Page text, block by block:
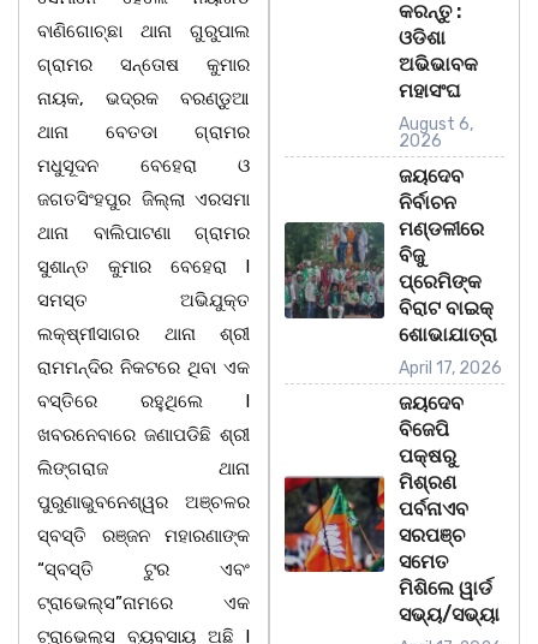
ବାଣିଗୋଚ୍ଛା ଥାନା ଗୁରୁପାଲ
ଗ୍ରାମର ସନ୍ତୋଷ କୁମାର
ନାୟକ, ଭଦ୍ରକ ବରଣ୍ଡୁଆ
ଥାନା ବେତଡା ଗ୍ରାମର
ମଧୁସୂଦନ ବେହେରା ଓ
ଜଗତସିଂହପୁର ଜିଲ୍ଲା ଏରସମା
ଥାନା ବାଲିପାଟଣା ଗ୍ରାମର
ସୁଶାନ୍ତ କୁମାର ବେହେରା l
ସମସ୍ତ ଅଭିଯୁକ୍ତ
ଲକ୍ଷ୍ମୀସାଗର ଥାନା ଶ୍ରୀ
ରାମମନ୍ଦିର ନିକଟରେ ଥିବା ଏକ
ବସ୍ତିରେ ରହୁଥିଲେ l
ଖବରନେବାରେ ଜଣାପଡିଛି ଶ୍ରୀ
ଲିଙ୍ଗରାଜ ଥାନା
ପୁରୁଣାଭୁବନେଶ୍ୱର ଅଞ୍ଚଳର
ସ୍ବସ୍ତି ରଞ୍ଜନ ମହାରଣାଙ୍କ
“ସ୍ବସ୍ତି ଟୁର ଏବଂ
ଟ୍ରାଭେଲ୍ସ”ନାମରେ ଏକ
ଟ୍ରାଭେଲ୍ସ ବ୍ୟବସାୟ ଅଛି l
କରନ୍ତୁ :
ଓଡିଶା
ଅଭିଭାବକ
ମହାସଂଘ
August 6,
2026
ଜୟଦେବ
ନିର୍ବାଚନ
ମଣ୍ଡଳୀରେ
ବିଜୁ
ପ୍ରେମିଙ୍କ
ବିରାଟ ବାଇକ୍
ଶୋଭାଯାତ୍ରା
April 17, 2026
ଜୟଦେବ
ବିଜେପି
ପକ୍ଷରୁ
ମିଶ୍ରଣ
ପର୍ବନାଏବ
ସରପଞ୍ଚ
ସମେତ
ମିଶିଲେ ୱାର୍ଡ
ସଭ୍ୟ/ସଭ୍ୟା